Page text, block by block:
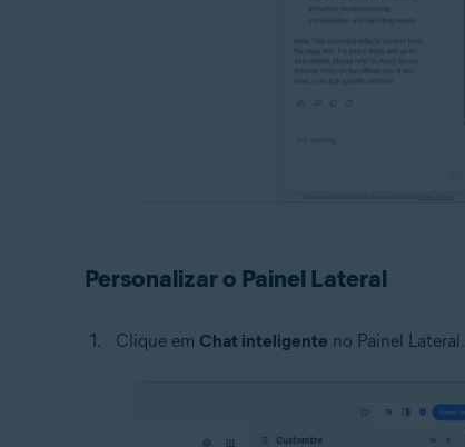
Personalizar o Painel Lateral
Clique em Chat inteligente no Painel Lateral.